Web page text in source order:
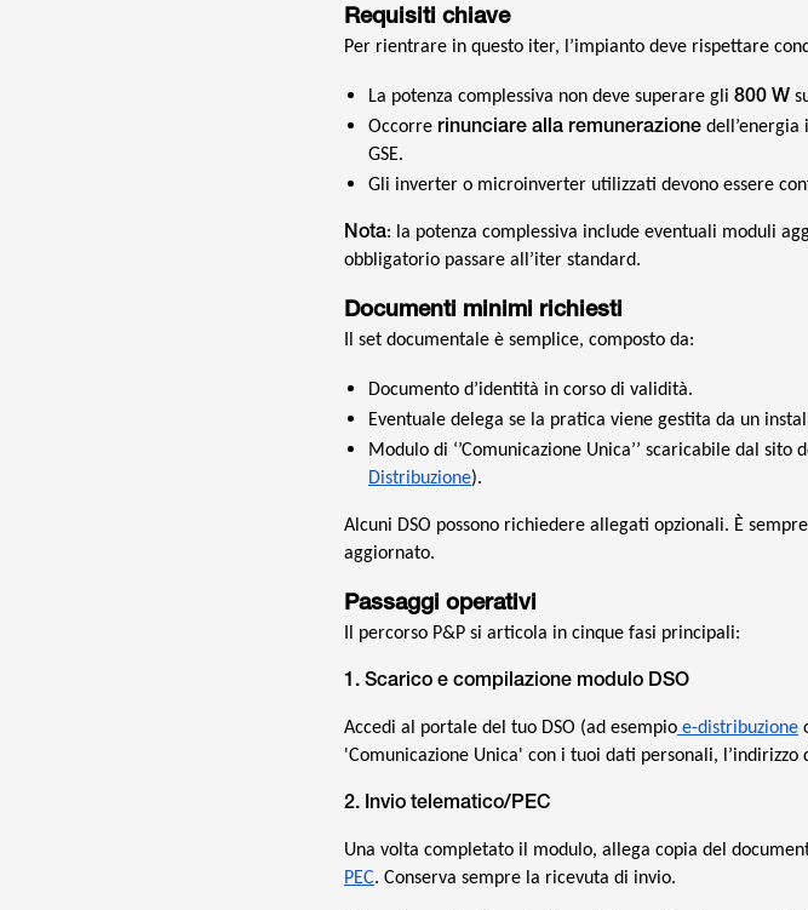
Requisiti chiave
Per rientrare in questo iter, l’impianto deve rispettare
La potenza complessiva non deve superare gli 800 W
Occorrerinunciare alla remunerazione dell’energia
GSE.
Gli inverter o microinverter utilizzati devono essere
Nota: la potenza complessiva include eventuali moduli
obbligatorio passare all’iter standard.
Documenti minimi richiesti
Il set documentale è semplice, composto da:
Documento d’identità in corso di validità.
Eventuale delega se la pratica viene gestita da un
Modulo di ‘’Comunicazione Unica’’ scaricabile dal sito
Distribuzione).
Alcuni DSO possono richiedere allegati opzionali. È
aggiornato.
Passaggi operativi
Il percorso P&P si articola in cinque fasi principali:
1. Scarico e compilazione modulo DSO
Accedi al portale del tuo DSO (ad esempioe-distribuzione
'Comunicazione Unica' con i tuoi dati personali, l’indirizzo
2. Invio telematico/PEC
Una volta completato il modulo, allega copia del
PEC. Conserva sempre la ricevuta di invio.